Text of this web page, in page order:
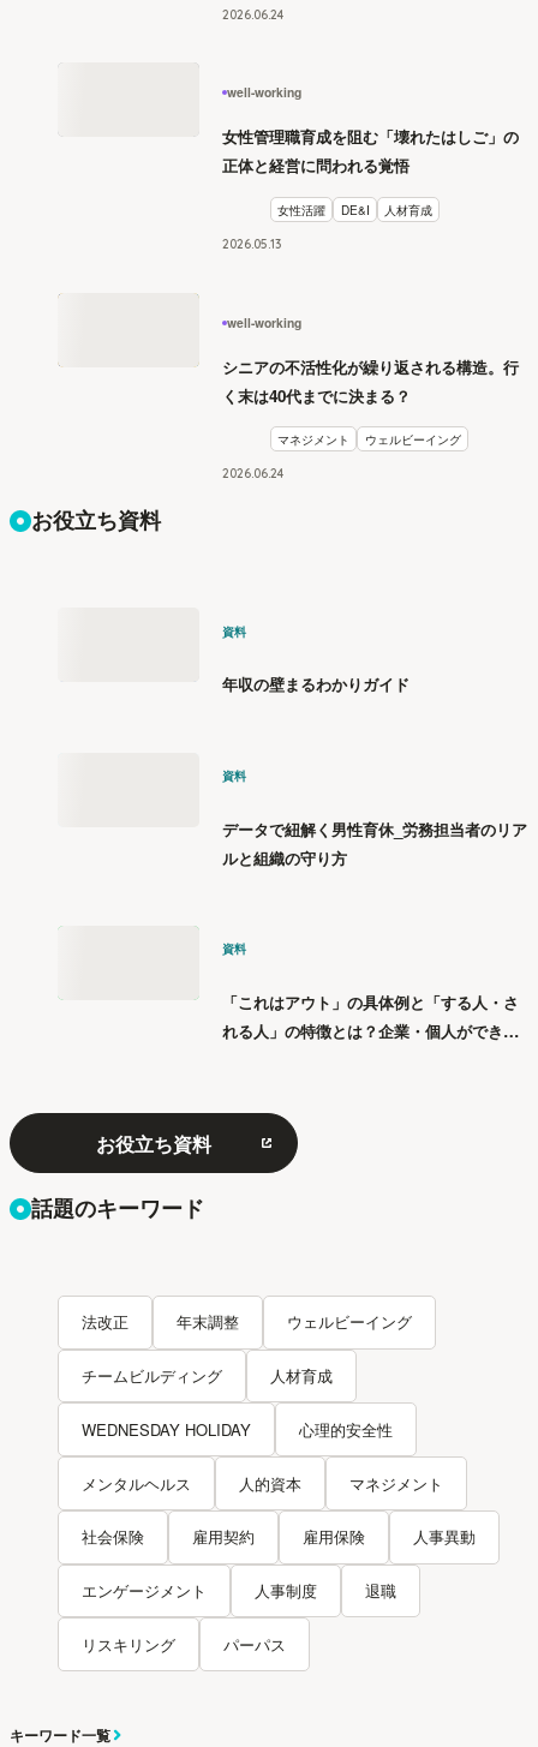
2026 0624
well-working
女性管理職育成を阻む「壊れたはしご」の
正体と経営に問われる覚悟
女性活躍 DE&I 人材育成
2026.05 13
well-working
シニアの不活性化が繰り返される構造。行
く末は40代までに決まる？
マネジメント ウェルビーイング
2026.0624
お役立ち資料
資料
年収の壁まるわかりガイド
資料
データで紐解く男性育休_労務担当者のリア
ルと組織の守り方
資料
「これはアウト」の具体例と「する人・さ
れる人」の特徴とは？企業・個人ができる
お役立ち資料
話題のキーワード
法改正 年末調整 ウェルビーイング
チームビルディング 人材育成
WEDNESDAY HOLIDAY 心理的安全性
メンタルヘルス 人的資本 マネジメント
社会保険 雇用契約 雇用保険 人事異動
エンゲージメント 人事制度 退職
リスキリング パーパス
キーワード一覧